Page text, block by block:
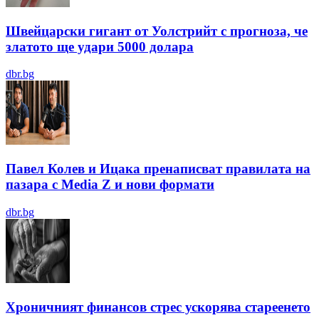
Швейцарски гигант от Уолстрийт с прогноза, че
златото ще удари 5000 долара
dbr.bg
Павел Колев и Ицака пренаписват правилата на
пазара с Media Z и нови формати
dbr.bg
Хроничният финансов стрес ускорява стареенето